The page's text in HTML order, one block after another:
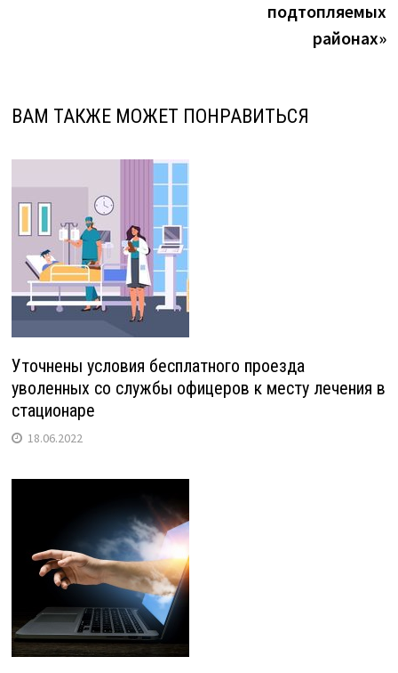
подтопляемых
районах»
ВАМ ТАКЖЕ МОЖЕТ ПОНРАВИТЬСЯ
Уточнены условия бесплатного проезда
уволенных со службы офицеров к месту лечения в
стационаре
18.06.2022